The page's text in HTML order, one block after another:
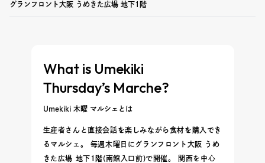
グランフロント大阪 うめきた広場 地下1階
What is Umekiki
Thursday’s Marche?
Umekiki 木曜 マルシェとは
生産者さんと直接会話を楽しみながら食材を購入でき
るマルシェ。 毎週木曜日にグランフロント大阪 うめ
きた広場 地下1階(南館入口前)で開催。 関西を中心